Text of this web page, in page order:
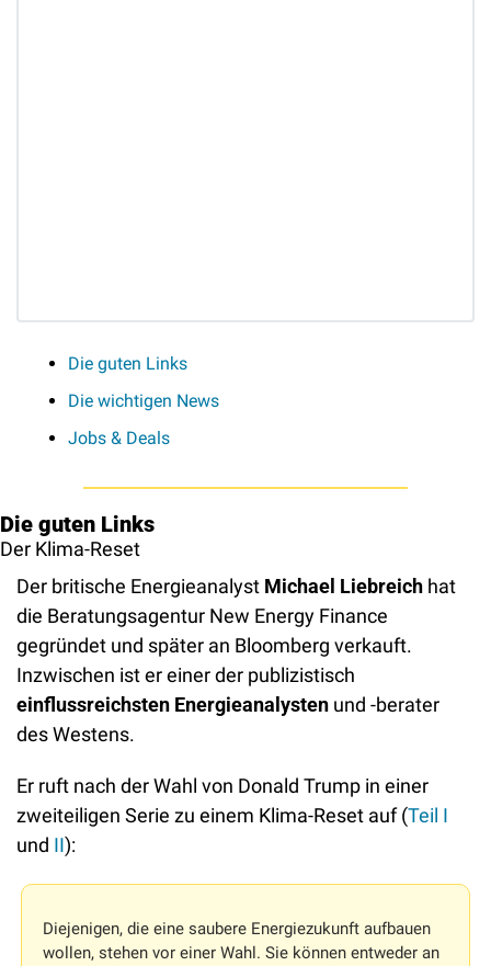
Die guten Links
Die wichtigen News
Jobs & Deals
Die guten Links
Der Klima-Reset
Der britische Energieanalyst Michael Liebreich hat
die Beratungsagentur New Energy Finance
gegründet und später an Bloomberg verkauft.
einflussreichsten Energieanalysten und -berater
des Westens.
Er ruft nach der Wahl von Donald Trump in einer
zweiteiligen Serie zu einem Klima-Reset auf (Teil I
und II):
Diejenigen, die eine saubere Energiezukunft aufbauen
wollen, stehen vor einer Wahl. Sie können entweder an